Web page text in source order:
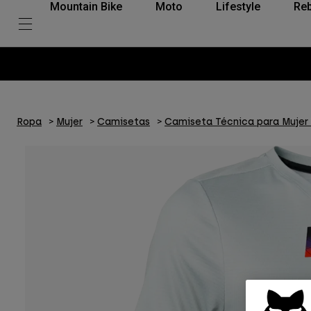
Mountain Bike Moto Lifestyle
Ropa Mujer Camisetas Camiseta Técnica para